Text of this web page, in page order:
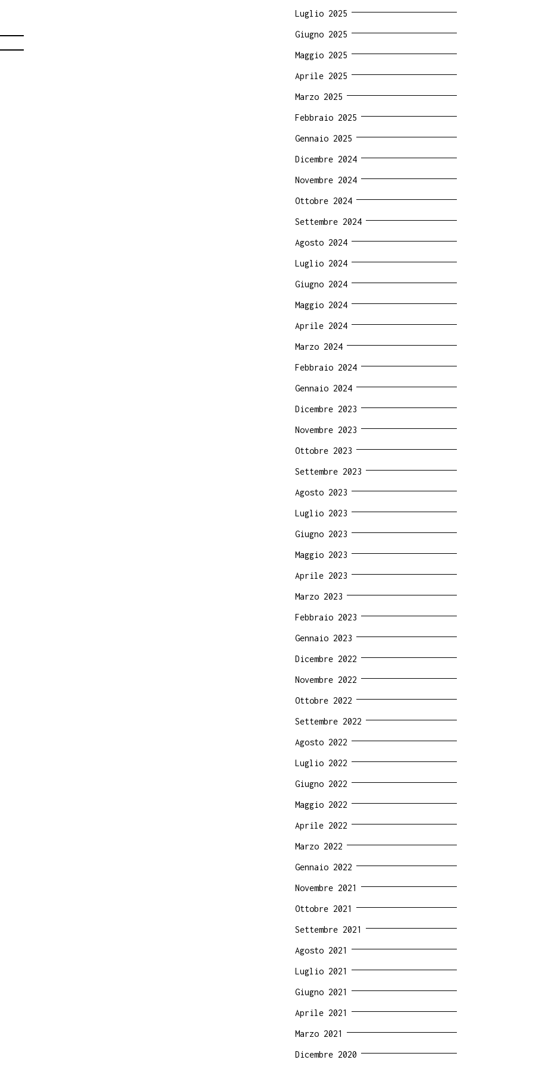
Luglio 2025
Giugno 2025
Maggio 2025
Aprile 2025
Marzo 2025
Febbraio 2025
Gennaio 2025
Dicembre 2024
Novembre 2024
Ottobre 2024
Settembre 2024
Agosto 2024
Luglio 2024
Giugno 2024
Maggio 2024
Aprile 2024
Marzo 2024
Febbraio 2024
Gennaio 2024
Dicembre 2023
Novembre 2023
Ottobre 2023
Settembre 2023
Agosto 2023
Luglio 2023
Giugno 2023
Maggio 2023
Aprile 2023
Marzo 2023
Febbraio 2023
Gennaio 2023
Dicembre 2022
Novembre 2022
Ottobre 2022
Settembre 2022
Agosto 2022
Luglio 2022
Giugno 2022
Maggio 2022
Aprile 2022
Marzo 2022
Gennaio 2022
Novembre 2021
Ottobre 2021
Settembre 2021
Agosto 2021
Luglio 2021
Giugno 2021
Aprile 2021
Marzo 2021
Dicembre 2020